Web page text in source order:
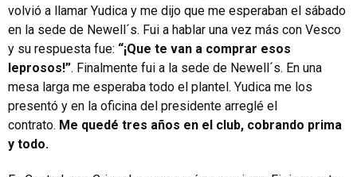
volvió a llamar Yudica y me dijo que me esperaban el sábado
en la sede de Newell´s. Fui a hablar una vez más con Vesco
y su respuesta fue: “¡Que te van a comprar esos
leprosos!”. Finalmente fui a la sede de Newell´s. En una
mesa larga me esperaba todo el plantel. Yudica me los
presentó y en la oficina del presidente arreglé el
contrato. Me quedé tres años en el club, cobrando prima
y todo.